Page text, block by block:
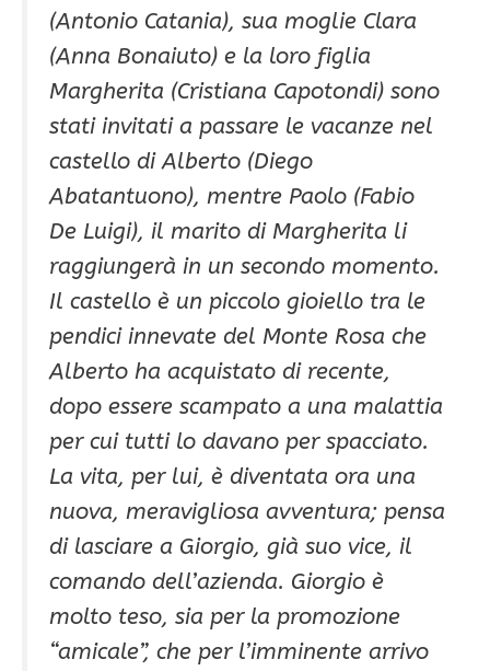
(Antonio Catania), sua moglie Clara
(Anna Bonaiuto) e la loro figlia
Margherita (Cristiana Capotondi) sono
stati invitati a passare le vacanze nel
castello di Alberto (Diego
Abatantuono), mentre Paolo (Fabio
De Luigi), il marito di Margherita li
raggiungerà in un secondo momento.
Il castello è un piccolo gioiello tra le
pendici innevate del Monte Rosa che
Alberto ha acquistato di recente,
dopo essere scampato a una malattia
per cui tutti lo davano per spacciato.
La vita, per lui, è diventata ora una
nuova, meravigliosa avventura; pensa
di lasciare a Giorgio, già suo vice, il
comando dell’azienda. Giorgio è
molto teso, sia per la promozione
“amicale”, che per l’imminente arrivo